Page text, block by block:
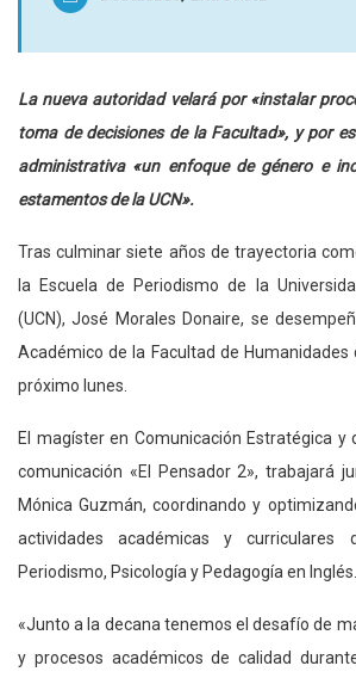
La nueva autoridad velará por «instalar
toma de decisiones de la Facultad», y por
administrativa «un enfoque de género e
estamentos de la UCN».
Tras culminar siete años de trayectoria
la Escuela de Periodismo de la
(UCN), José Morales Donaire, se
Académico de la Facultad de Humanidades
próximo lunes.
El magíster en Comunicación Estratégica y
comunicación «El Pensador 2», trabajará
Mónica Guzmán, coordinando y
actividades académicas y
Periodismo, Psicología y Pedagogía en Inglés.
«Junto a la decana tenemos el desafío de
y procesos académicos de calidad